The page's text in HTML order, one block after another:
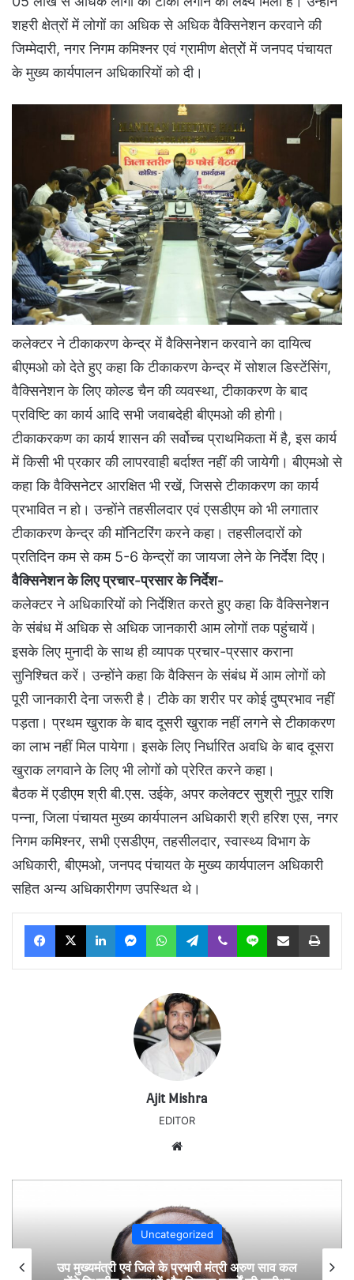
शहरी क्षेत्रों में लोगों का अधिक से अधिक वैक्सिनेशन करवाने की
जिम्मेदारी, नगर निगम कमिश्नर एवं ग्रामीण क्षेत्रोें में जनपद पंचायत
के मुख्य कार्यपालन अधिकारियों को दी।
कलेक्टर ने टीकाकरण केन्द्र में वैक्सिनेशन करवाने का दायित्व
बीएमओ को देते हुए कहा कि टीकाकरण केन्द्र में सोशल डिस्टेंसिंग,
वैक्सिनेशन के लिए कोल्ड चैन की व्यवस्था, टीकाकरण के बाद
प्रविष्टि का कार्य आदि सभी जवाबदेही बीएमओ की होगी।
टीकाकरकण का कार्य शासन की सर्वोच्च प्राथमिकता में है, इस कार्य
में किसी भी प्रकार की लापरवाही बर्दाश्त नहीं की जायेगी। बीएमओ से
कहा कि वैक्सिनेटर आरक्षित भी रखें, जिससे टीकाकरण का कार्य
प्रभावित न हो। उन्होंने तहसीलदार एवं एसडीएम को भी लगातार
टीकाकरण केन्द्र की माॅनिटरिंग करने कहा। तहसीलदारों को
प्रतिदिन कम से कम 5-6 केन्द्रों का जायजा लेने के निर्देश दिए।
वैक्सिनेशन के लिए प्रचार-प्रसार के निर्देश-
कलेक्टर ने अधिकारियों को निर्देशित करते हुए कहा कि वैक्सिनेशन
के संबंध में अधिक से अधिक जानकारी आम लोगों तक पहुंचायें।
इसके लिए मुनादी के साथ ही व्यापक प्रचार-प्रसार कराना
सुनिश्चित करें। उन्होंने कहा कि वैक्सिन के संबंध में आम लोगों को
पूरी जानकारी देना जरूरी है। टीके का शरीर पर कोई दुष्प्रभाव नहीं
पड़ता। प्रथम खुराक के बाद दूसरी खुराक नहीं लगने से टीकाकरण
का लाभ नहीं मिल पायेगा। इसके लिए निर्धारित अवधि के बाद दूसरा
खुराक लगवाने के लिए भी लोगों को प्रेरित करने कहा।
बैठक में एडीएम श्री बी.एस. उईके, अपर कलेक्टर सुश्री नुपूर राशि
पन्ना, जिला पंचायत मुख्य कार्यपालन अधिकारी श्री हरिश एस, नगर
निगम कमिश्नर, सभी एसडीएम, तहसीलदार, स्वास्थ्य विभाग के
अधिकारी, बीएमओ, जनपद पंचायत के मुख्य कार्यपालन अधिकारी
सहित अन्य अधिकारीगण उपस्थित थे।
Facebook
X LinkedInMessengerWhatsAppTelegram
Viber Line Share via Email Print
Ajit Mishra
EDITOR
Uncategorized
उप मुख्यमंत्री एवं जिले के प्रभारी मंत्री अरुण साव कल